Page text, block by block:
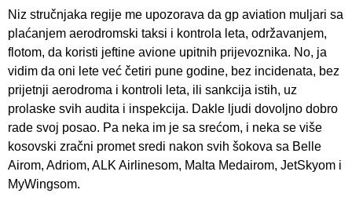
Niz stručnjaka regije me upozorava da gp aviation muljari sa
plaćanjem aerodromski taksi i kontrola leta, održavanjem,
flotom, da koristi jeftine avione upitnih prijevoznika. No, ja
vidim da oni lete već četiri pune godine, bez incidenata, bez
prijetnji aerodroma i kontroli leta, ili sankcija istih, uz
prolaske svih audita i inspekcija. Dakle ljudi dovoljno dobro
rade svoj posao. Pa neka im je sa srećom, i neka se više
kosovski zračni promet sredi nakon svih šokova sa Belle
Airom, Adriom, ALK Airlinesom, Malta Medairom, JetSkyom i
MyWingsom.